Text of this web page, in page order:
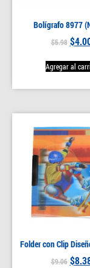
Bolígrafo 8977
$5.98 $
Agregar al
Folder con Clip
$9.06 $